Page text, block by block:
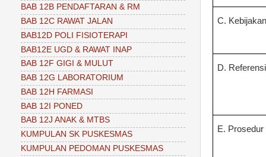
C.
D. Referensi
E. Prosedur
BAB 12B PENDAFTARAN & RM
BAB 12C RAWAT JALAN
BAB12D POLI FISIOTERAPI
BAB12E UGD & RAWAT INAP
BAB 12F GIGI & MULUT
BAB 12G LABORATORIUM
BAB 12H FARMASI
BAB 12I PONED
BAB 12J ANAK & MTBS
KUMPULAN SK PUSKESMAS
KUMPULAN PEDOMAN PUSKESMAS